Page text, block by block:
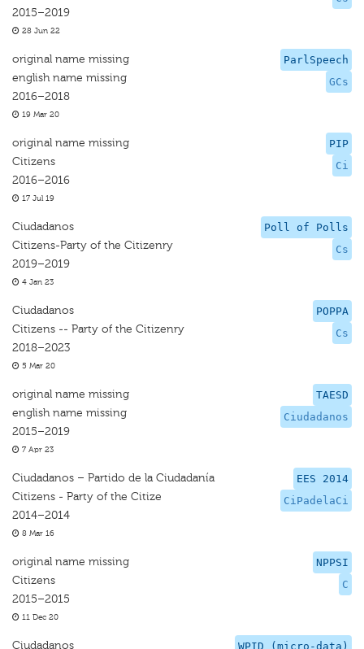
2015–2019
28 Jun 22
ParlSpeech
GCs
original name missing
english name missing
2016–2018
19 Mar 20
PIP
Ci
original name missing
Citizens
2016–2016
17 Jul 19
Poll of Polls
Cs
Ciudadanos
Citizens-Party of the Citizenry
2019–2019
4 Jan 23
POPPA
Cs
Ciudadanos
Citizens -- Party of the Citizenry
2018–2023
5 Mar 20
TAESD
Ciudadanos
original name missing
english name missing
2015–2019
7 Apr 23
EES 2014
CiPadelaCi
Ciudadanos – Partido de la Ciudadanía
Citizens - Party of the Citize
2014–2014
8 Mar 16
NPPSI
C
original name missing
Citizens
2015–2015
11 Dec 20
WPID (micro-data)
Ciudadanos